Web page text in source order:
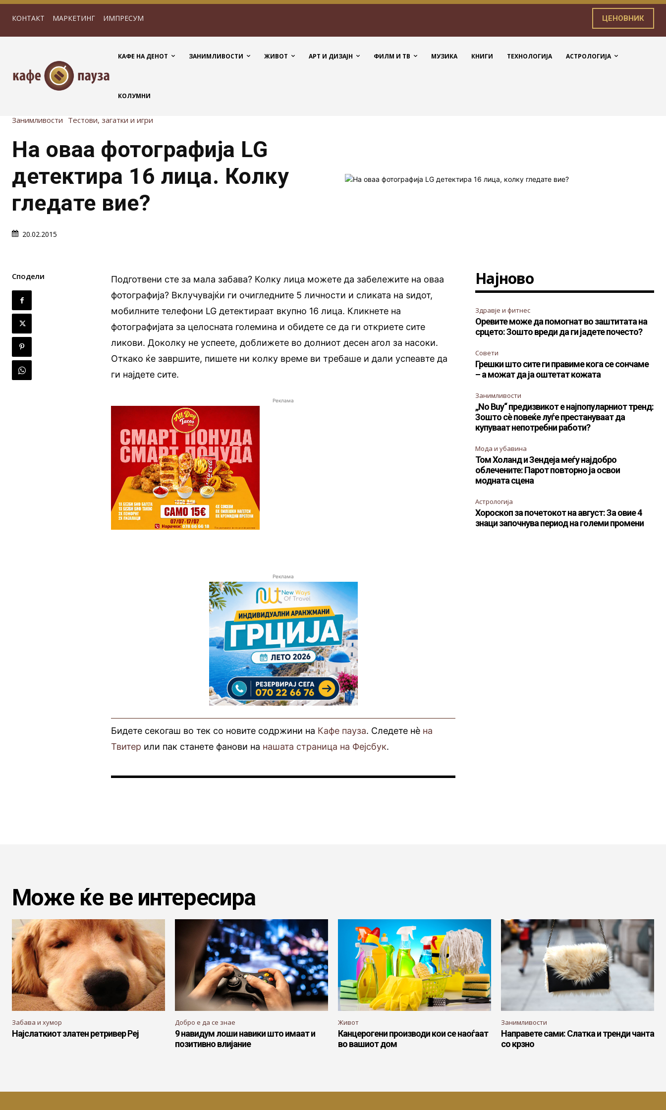
КОНТАКТ МАРКЕТИНГ ИМПРЕСУМ ЦЕНОВНИК
КАФЕ НА ДЕНОТ ЗАНИМЛИВОСТИ ЖИВОТ АРТ И ДИЗАЈН ФИЛМ И ТВ МУЗИКА КНИГИ ТЕХНОЛОГИЈА АСТРОЛОГИЈА
КОЛУМНИ
Занимливости Тестови, загатки и игри
На оваа фотографија LG
детектира 16 лица. Колку
гледате вие?
20.02.2015
Сподели
Подготвени сте за мала забава? Колку лица можете да забележите на оваа
фотографија? Вклучувајќи ги очигледните 5 личности и сликата на ѕидот,
мобилните телефони LG детектираат вкупно 16 лица. Кликнете на
фотографијата за целосната големина и обидете се да ги откриете сите
ликови. Доколку не успеете, доближете во долниот десен агол за насоки.
Откако ќе завршите, пишете ни колку време ви требаше и дали успеавте да
ги најдете сите.
Реклама
Реклама
Бидете секогаш во тек со новите содржини на Кафе пауза. Следете нè на
Твитер или пак станете фанови на нашата страница на Фејсбук.
Најново
Здравје и фитнес
Оревите може да помогнат во заштитата на
срцето: Зошто вреди да ги јадете почесто?
Совети
Грешки што сите ги правиме кога се сончаме
– а можат да ја оштетат кожата
Занимливости
„No Buy“ предизвикот е најпопуларниот тренд:
Зошто сè повеќе луѓе престануваат да
купуваат непотребни работи?
Мода и убавина
Том Холанд и Зендеја меѓу најдобро
облечените: Парот повторно ја освои
модната сцена
Астрологија
Хороскоп за почетокот на август: За овие 4
знаци започнува период на големи промени
Може ќе ве интересира
Забава и хумор
Најслаткиот златен ретривер Реј
Добро е да се знае
9 навидум лоши навики што имаат и
позитивно влијание
Живот
Канцерогени производи кои се наоѓаат
во вашиот дом
Занимливости
Направете сами: Слатка и тренди чанта
со крзно